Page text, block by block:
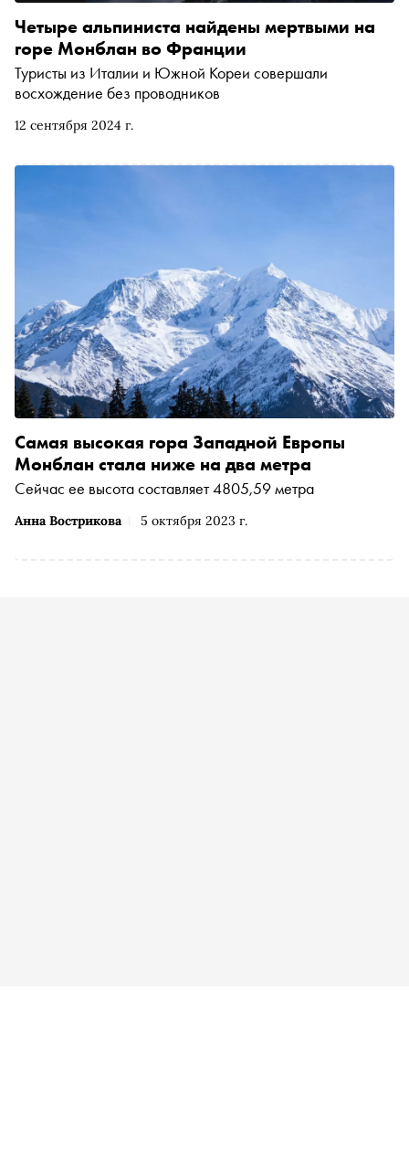
12 сентября 2024 г.
Четыре альпиниста найдены мертвыми на
горе Монблан во Франции
Туристы из Италии и Южной Кореи совершали
восхождение без проводников
Анна Вострикова 5 октября 2023 г.
Самая высокая гора Западной Европы
Монблан стала ниже на два метра
Сейчас ее высота составляет 4805,59 метра